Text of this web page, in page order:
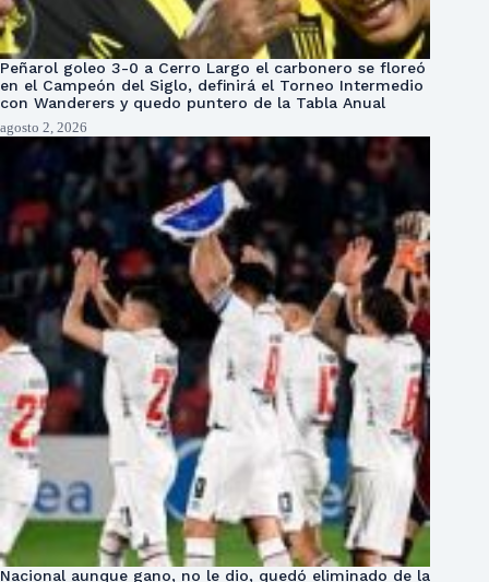
Peñarol goleo 3-0 a Cerro Largo el carbonero se floreó
en el Campeón del Siglo, definirá el Torneo Intermedio
con Wanderers y quedo puntero de la Tabla Anual
agosto 2, 2026
Nacional aunque gano, no le dio, quedó eliminado de la